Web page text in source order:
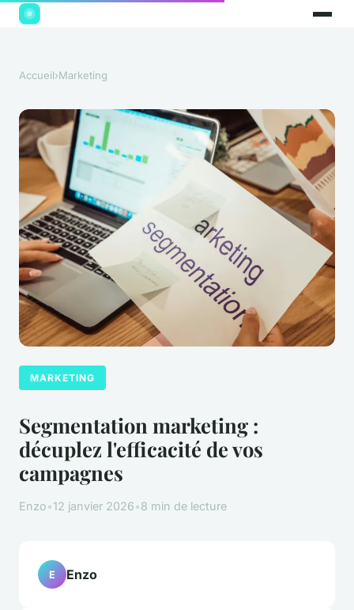
Accueil›Marketing
MARKETING
Segmentation marketing :
décuplez l'efficacité de vos
campagnes
Enzo•12 janvier 2026•8 min de lecture
E Enzo